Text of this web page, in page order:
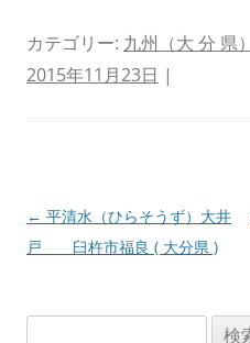
カテゴリー: 九州（大 分 県）
2015年11月23日 |
投
稿
← 平清水（ひらそうず）大井
戸 臼杵市福良 ( 大分県 )